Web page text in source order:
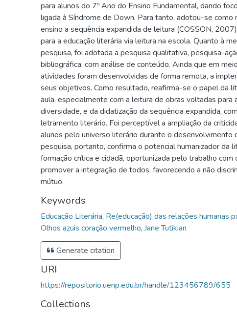
para alunos do 7º Ano do Ensino Fundamental, dando
ligada à Síndrome de Down. Para tanto, adotou-se como
ensino a sequência expandida de leitura (COSSON,
para a educação literária via leitura na escola. Quanto à
pesquisa, foi adotada a pesquisa qualitativa, pesquisa-
bibliográfica, com análise de conteúdo. Ainda que em
atividades foram desenvolvidas de forma remota, a
seus objetivos. Como resultado, reafirma-se o papel da
aula, especialmente com a leitura de obras voltadas para
diversidade, e da didatização da sequência expandida,
letramento literário. Foi perceptível a ampliação da
alunos pelo universo literário durante o desenvolvimento
pesquisa, portanto, confirma o potencial humanizador da
formação crítica e cidadã, oportunizada pelo trabalho com
promover a integração de todos, favorecendo a não
mútuo.
Keywords
Educação Literária, Re(educação) das relações humanas
Olhos azuis coração vermelho, Jane Tutikian
Generate citation
URI
https://repositorio.uenp.edu.br/handle/123456789/655
Collections